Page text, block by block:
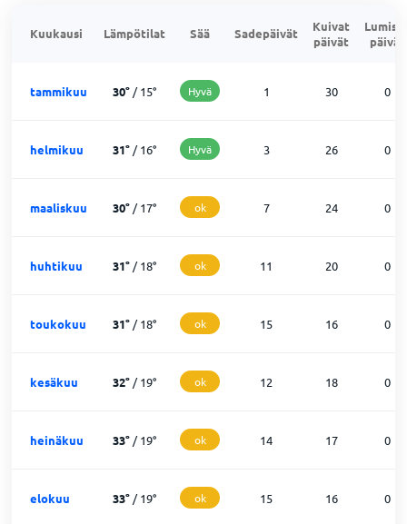
Kuukausi Lämpötilat Sää Sadepäivät
Kuivat
päivät
päivät
tammikuu 30° /15° Hyvä 1 30 0
helmikuu 31° /16° Hyvä 3 26 0
maaliskuu 30° /17° ok 7 24 0
huhtikuu 31° /18° ok 11 20 0
toukokuu 31° /18° ok 15 16 0
kesäkuu 32° /19° ok 12 18 0
heinäkuu 33° /19° ok 14 17 0
elokuu 33° /19° ok 15 16 0